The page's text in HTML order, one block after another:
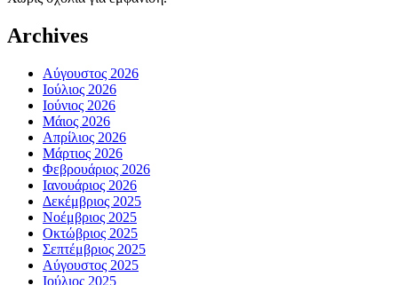
Archives
Αύγουστος 2026
Ιούλιος 2026
Ιούνιος 2026
Μάιος 2026
Απρίλιος 2026
Μάρτιος 2026
Φεβρουάριος 2026
Ιανουάριος 2026
Δεκέμβριος 2025
Νοέμβριος 2025
Οκτώβριος 2025
Σεπτέμβριος 2025
Αύγουστος 2025
Ιούλιος 2025